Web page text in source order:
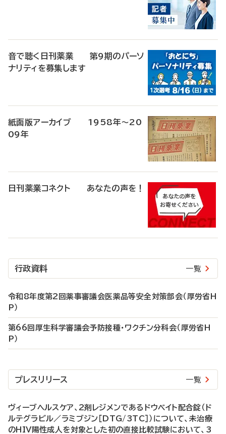
音で聴く日刊薬業 第9期のパーソ
ナリティを募集します
紙面版アーカイブ 1958年～20
09年
日刊薬業コネクト あなたの声を！
行政資料 一覧
令和8年度第2回薬事審議会医薬品等安全対策部会（厚労省H
P）
第66回厚生科学審議会予防接種・ワクチン分科会（厚労省H
P）
プレスリリース 一覧
ヴィーブヘルスケア、2剤レジメンであるドウベイト配合錠（ド
ルテグラビル／ラミブジン［DTG/3TC］）について、未治療
のHIV陽性成人を対象とした初の直接比較試験において、3